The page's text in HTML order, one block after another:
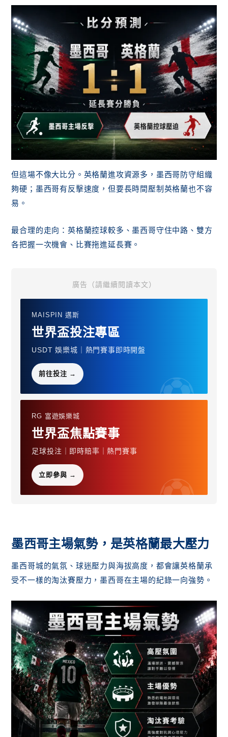
但這場不像大比分。英格蘭進攻資源多，墨西哥防守組織
夠硬；墨西哥有反擊速度，但要長時間壓制英格蘭也不容
易。
最合理的走向：英格蘭控球較多、墨西哥守住中路、雙方
各把握一次機會、比賽拖進延長賽。
廣告（請繼續閱讀本文）
MAISPIN 邁斯
世界盃投注專區
USDT 娛樂城｜熱門賽事即時開盤
前往投注 →
RG 富遊娛樂城
世界盃焦點賽事
足球投注｜即時賠率｜熱門賽事
立即參與 →
墨西哥主場氣勢，是英格蘭最大壓力
墨西哥城的氣氛、球迷壓力與海拔高度，都會讓英格蘭承
受不一樣的淘汰賽壓力，墨西哥在主場的紀錄一向強勢。